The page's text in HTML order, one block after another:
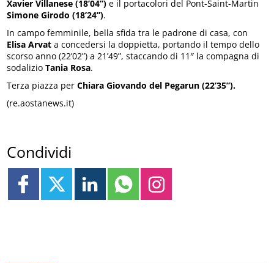
Xavier Villanese (18’04”) e il portacolori del Pont-Saint-Martin
Simone Girodo (18’24”).
In campo femminile, bella sfida tra le padrone di casa, con
Elisa Arvat a concedersi la doppietta, portando il tempo dello
scorso anno (22’02”) a 21’49”, staccando di 11″ la compagna di
sodalizioTania Rosa.
Terza piazza perChiara Giovando del Pegarun (22’35”).
(re.aostanews.it)
Condividi